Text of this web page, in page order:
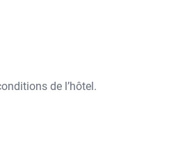
de l’hôtel.